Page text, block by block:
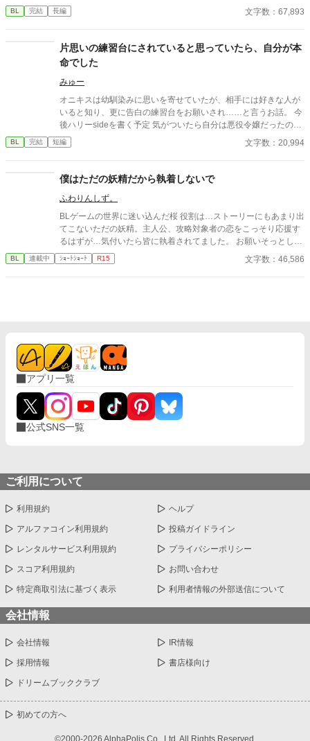
道、家も財閥の超お金持ち。 一通りのことがなんでも簡単にで
きる自分は夢中になれるものもなくて、きっと漫画のモブみたい
は思っていた。 けれど、そんな遥翔に勉強を教わりに来ている
葛城星 （かつらぎ ほし）は言った。 「BL漫画の中では、神乃
くんみたいな人がいつだって主人公なんだよ？」 そう言って、
星が貸してくれた一冊のBL漫画が遥翔の人生を一変させた。 自
分にも輝ける人生を歩むことができるのかもしれないと希望を持
った遥翔は、そのことを教えてくれた星に恋をする。 だけど、
恋をした途端、星には思い人がいることに気づいてしまって……
眉目秀麗文武両道で完璧だけど漫画脳な遥翔が、お人好しで気
弱な星の心に少しずつ少しずつ近づこうと頑張るお話です。
BL 完結 長編 文字数：67,893
片思いの練習台にされていると思っていたら、自分が本
命でした
みゅー
オニキスは幼馴染みに思いを寄せていたが、相手には好きな人が
いると知り、更に告白の練習台をお願いされ……と言うお話。 今
後ハリーsideを書く予定 気がついたら自分は悪役令嬢だったのに
ヒロインざまぁしちゃいましたのスピンオフです。 サイデューム
の宝石シリーズ番外編なので、今後そのキャラクターが少し関与
改稿しました。
BL 完結 短編 文字数：20,994
僕はただの妖精だから執着しないで
ふわりんしず。
BLゲームの世界に迷い込んだ桜 役割は…ストーリーにもあまり出
てこないただの妖精。主人公、攻略対象者の恋をこっそり応援す
るはずが…気付いたら皆に執着されてました。 お願いそっとして
BL 連載中 ｼｮｰﾄｼｮｰﾄ R15 文字数：46,586
アプリ一覧
公式SNS一覧
ご利用について
利用規約 ヘルプ
アルファコイン利用規約 投稿ガイドライン
レンタルサービス利用規約 プライバシーポリシー
スコア利用規約 お問い合わせ
特定商取引法に基づく表示 利用者情報の外部送信について
会社情報
会社情報 IR情報
採用情報 書店様向け
ドリームブッククラブ
初めての方へ
©2000-2026 AlphaPolis Co., Ltd. All Rights Reserved.